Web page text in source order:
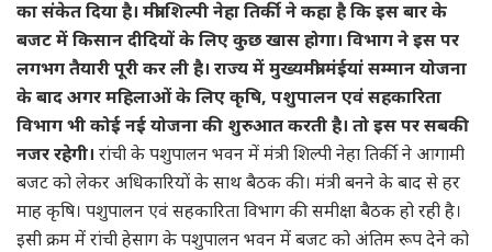
का संकेत दिया है। मंत्री शिल्पी नेहा तिर्की ने कहा है कि इस बार के
बजट में किसान दीदियों के लिए कुछ खास होगा। विभाग ने इस पर
लगभग तैयारी पूरी कर ली है। राज्य में मुख्यमंत्री मंईयां सम्मान योजना
के बाद अगर महिलाओं के लिए कृषि, पशुपालन एवं सहकारिता
विभाग भी कोई नई योजना की शुरुआत करती है। तो इस पर सबकी
नजर रहेगी। रांची के पशुपालन भवन में मंत्री शिल्पी नेहा तिर्की ने आगामी
बजट को लेकर अधिकारियों के साथ बैठक की। मंत्री बनने के बाद से हर
माह कृषि। पशुपालन एवं सहकारिता विभाग की समीक्षा बैठक हो रही है।
इसी क्रम में रांची हेसाग के पशुपालन भवन में बजट को अंतिम रूप देने को